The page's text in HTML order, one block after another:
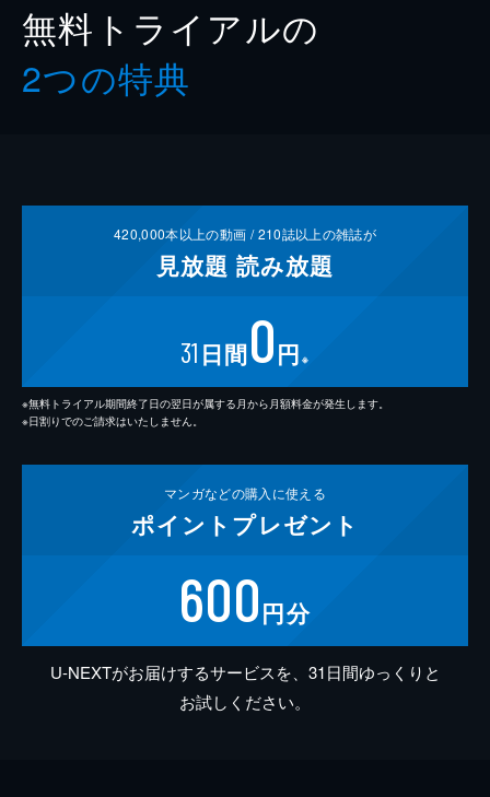
無料トライアルの
2つの特典
420,000本以上の動画 /210誌以上の雑誌が
見放題 読み放題
31 日間0円 ※
※無料トライアル期間終了日の翌日が属する月から月額料金が発生します。
※日割りでのご請求はいたしません。
マンガなどの購入に使える
ポイント プレゼント
600円分
U-NEXTがお届けするサービスを、31日間ゆっくりと
お試しください。